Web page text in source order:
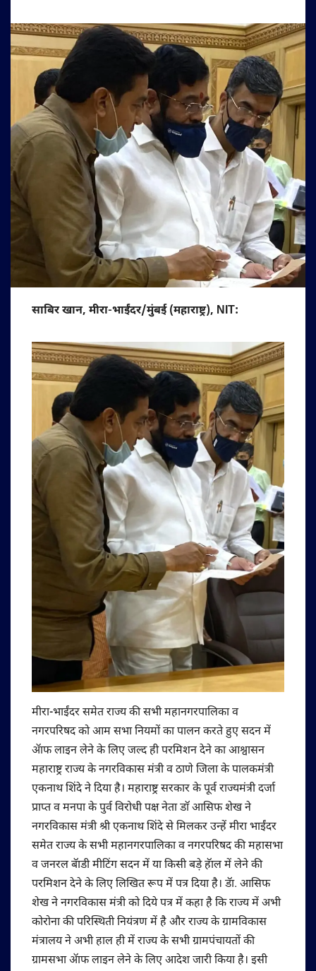
साबिर खान, मीरा-भाईंदर/मुंबई (महाराष्ट्र), NIT:
मीरा-भाईंदर समेत राज्य की सभी महानगरपालिका व
नगरपरिषद को आम सभा नियमों का पालन करते हुए सदन में
ॲाफ लाइन लेने के लिए जल्द ही परमिशन देने का आश्वासन
महाराष्ट्र राज्य के नगरविकास मंत्री व ठाणे जिला के पालकमंत्री
एकनाथ शिंदे ने दिया है। महाराष्ट्र सरकार के पूर्व राज्यमंत्री दर्जा
प्राप्त व मनपा के पुर्व विरोधी पक्ष नेता डाॅ आसिफ शेख ने
नगरविकास मंत्री श्री एकनाथ शिंदे से मिलकर उन्हें मीरा भाईंदर
समेत राज्य के सभी महानगरपालिका व नगरपरिषद की महासभा
व जनरल बॅाडी मीटिंग सदन में या किसी बडे़ हॅाल में लेने की
परमिशन देने के लिए लिखित रूप में पत्र दिया है। डॅा. आसिफ
शेख ने नगरविकास मंत्री को दिये पत्र में कहा है कि राज्य में अभी
कोरोना की परिस्थिती नियंत्रण में है और राज्य के ग्रामविकास
मंत्रालय ने अभी हाल ही में राज्य के सभी ग्रामपंचायतों की
ग्रामसभा ॲाफ लाइन लेने के लिए आदेश जारी किया है। इसी